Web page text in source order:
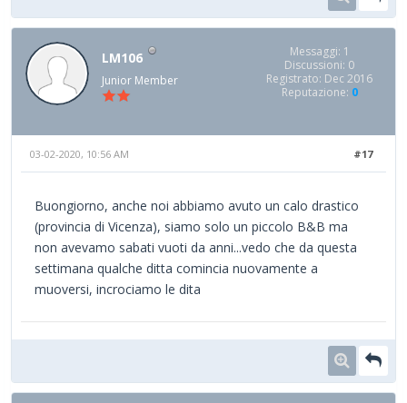
LM106
Junior Member
Messaggi: 1
Discussioni: 0
Registrato: Dec 2016
Reputazione: 0
#17
03-02-2020, 10:56 AM
Buongiorno, anche noi abbiamo avuto un calo drastico
(provincia di Vicenza), siamo solo un piccolo B&B ma
non avevamo sabati vuoti da anni...vedo che da questa
settimana qualche ditta comincia nuovamente a
muoversi, incrociamo le dita